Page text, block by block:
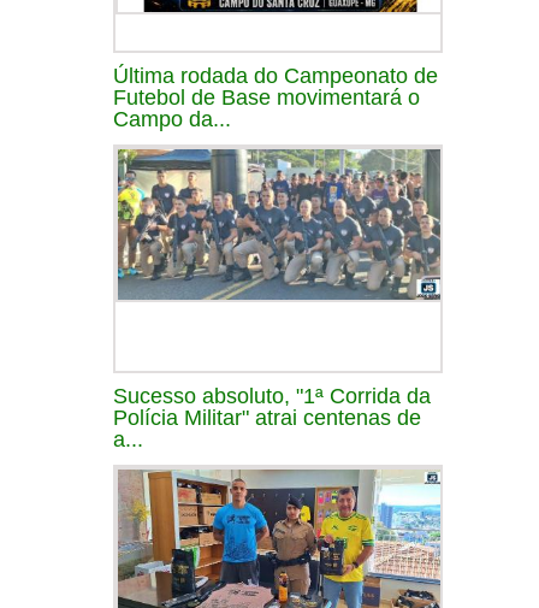
Última rodada do Campeonato de
Futebol de Base movimentará o
Campo da...
Sucesso absoluto, "1ª Corrida da
Polícia Militar" atrai centenas de
a...